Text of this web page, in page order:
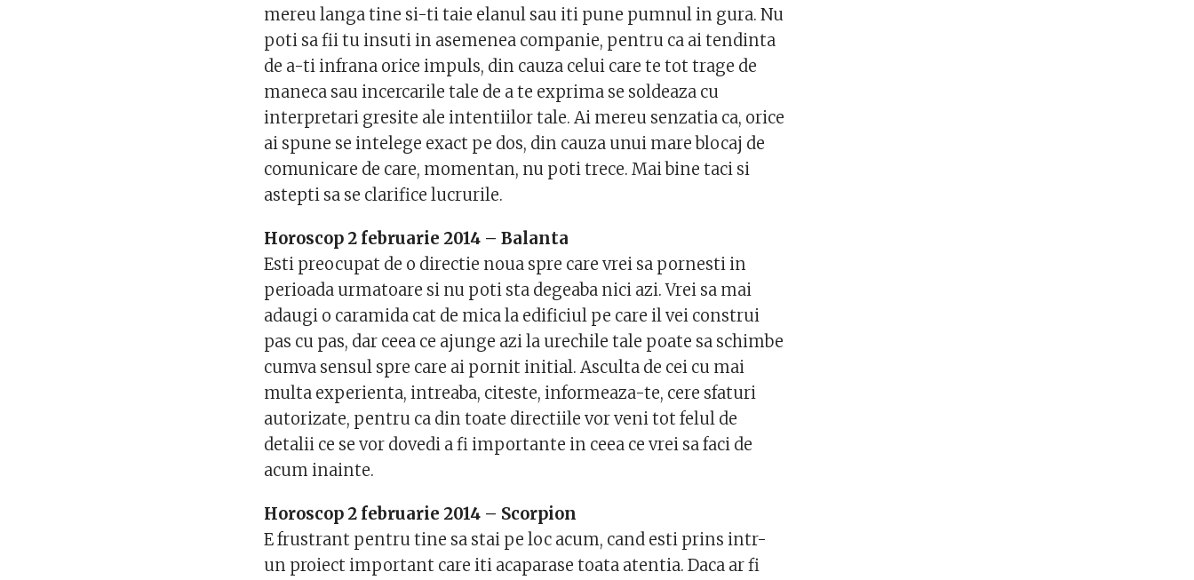
mereu langa tine si-ti taie elanul sau iti pune pumnul in gura. Nu
poti sa fii tu insuti in asemenea companie, pentru ca ai tendinta
de a-ti infrana orice impuls, din cauza celui care te tot trage de
maneca sau incercarile tale de a te exprima se soldeaza cu
interpretari gresite ale intentiilor tale. Ai mereu senzatia ca, orice
ai spune se intelege exact pe dos, din cauza unui mare blocaj de
comunicare de care, momentan, nu poti trece. Mai bine taci si
astepti sa se clarifice lucrurile.
Horoscop 2 februarie 2014 – Balanta
Esti preocupat de o directie noua spre care vrei sa pornesti in
perioada urmatoare si nu poti sta degeaba nici azi. Vrei sa mai
adaugi o caramida cat de mica la edificiul pe care il vei construi
pas cu pas, dar ceea ce ajunge azi la urechile tale poate sa schimbe
cumva sensul spre care ai pornit initial. Asculta de cei cu mai
multa experienta, intreaba, citeste, informeaza-te, cere sfaturi
autorizate, pentru ca din toate directiile vor veni tot felul de
detalii ce se vor dovedi a fi importante in ceea ce vrei sa faci de
acum inainte.
Horoscop 2 februarie 2014 – Scorpion
E frustrant pentru tine sa stai pe loc acum, cand esti prins intr-
un proiect important care iti acaparase toata atentia. Daca ar fi